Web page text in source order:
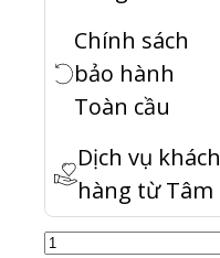
Chính sách
bảo hành
Toàn cầu
Dịch vụ khách
hàng từ Tâm
TS-